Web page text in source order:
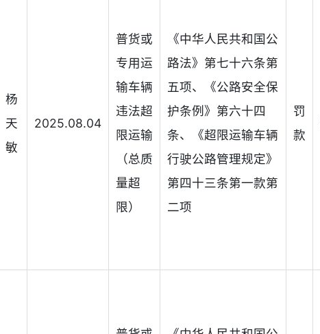
杨
天
敏
2025.08.04
普货或
专用运
输车辆
违法超
限运输
（总质
量超
限）
《中华人民共和国公
路法》第七十六条第
五项、《公路安全保
护条例》第六十四
条、《超限运输车辆
行驶公路管理规定》
第四十三条第一款第
二项
罚
款